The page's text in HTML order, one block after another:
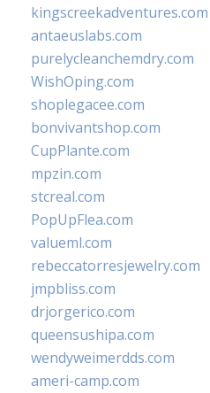
kingscreekadventures.com
antaeuslabs.com
purelycleanchemdry.com
WishOping.com
shoplegacee.com
bonvivantshop.com
CupPlante.com
mpzin.com
stcreal.com
PopUpFlea.com
valueml.com
rebeccatorresjewelry.com
jmpbliss.com
drjorgerico.com
queensushipa.com
wendyweimerdds.com
ameri-camp.com